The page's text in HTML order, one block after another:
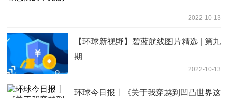
2022-10-13
【环球新视野】碧蓝航线图片精选 | 第九
期
2022-10-13
环球今日报丨《关于我穿越到凹凸世界这